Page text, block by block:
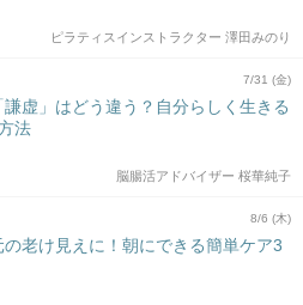
ピラティスインストラクター 澤田みのり
7/31 (金)
謙虚」はどう違う？自分らしく生きる
法
脳腸活アドバイザー 桜華純子
8/6 (木)
老け見えに！朝にできる簡単ケア3